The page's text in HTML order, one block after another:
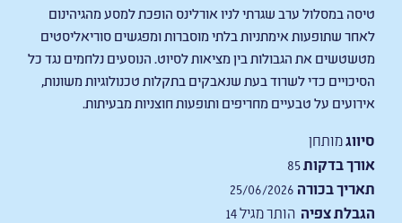
טיסה במסלול ערב שגרתי לניו אורלינס הופכת למסע מהגיהינום
לאחר שתופעות אימתניות בלתי מוסברות ומפגשים סוריאליסטים
מטשטשים את הגבולות בין מציאות לסיוט. הנוסעים נלחמים נגד כל
הסיכויים כדי לשרוד בעת שנאבקים בתקלות טכנולוגיות משונות,
אירועים על טבעיים מחריפים ותופעות חוצניות מבעיתות.
סיווגמותחן
אורך בדקות
תאריך בכורה
הגבלת צפיה הותר מגיל 14